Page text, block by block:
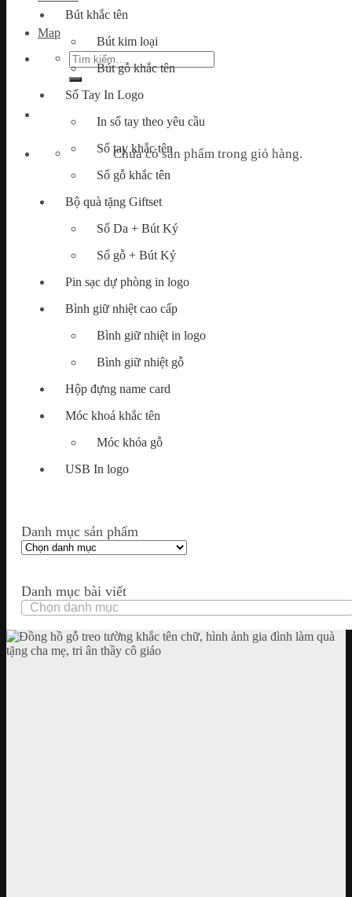
Map
Tìm
kiếm:
Chưa có sản phẩm trong giỏ hàng.
Bút khắc tên
Bút kim loại
Bút gỗ khắc tên
Sổ Tay In Logo
In sổ tay theo yêu cầu
Sổ tay khắc tên
Sổ gỗ khắc tên
Bộ quà tặng Giftset
Sổ Da + Bút Ký
Sổ gỗ + Bút Ký
Pin sạc dự phòng in logo
Bình giữ nhiệt cao cấp
Bình giữ nhiệt in logo
Bình giữ nhiệt gỗ
Hộp đựng name card
Móc khoá khắc tên
Móc khóa gỗ
USB In logo
Danh mục sản phẩm
Danh mục bài viết
Danh
mục
bài
viết